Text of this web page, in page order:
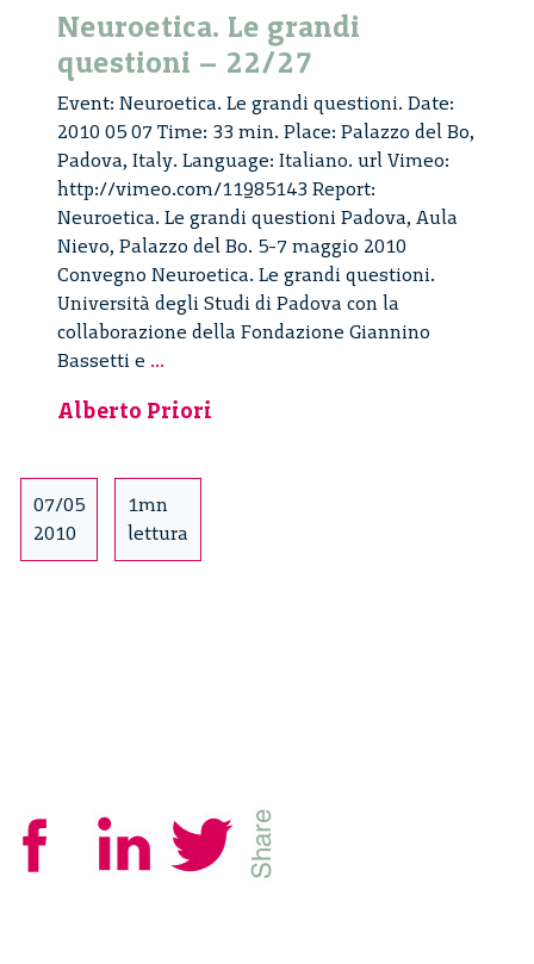
Neuroetica. Le grandi
questioni – 22/27
Event: Neuroetica. Le grandi questioni. Date:
2010 05 07 Time: 33 min. Place: Palazzo del Bo,
Padova, Italy. Language: Italiano. url Vimeo:
http://vimeo.com/11985143 Report:
Neuroetica. Le grandi questioni Padova, Aula
Nievo, Palazzo del Bo. 5-7 maggio 2010
Convegno Neuroetica. Le grandi questioni.
Università degli Studi di Padova con la
collaborazione della Fondazione Giannino
Bassetti e ...
grandi
–
22/27
Alberto Priori
07/05
2010
1mn
lettura